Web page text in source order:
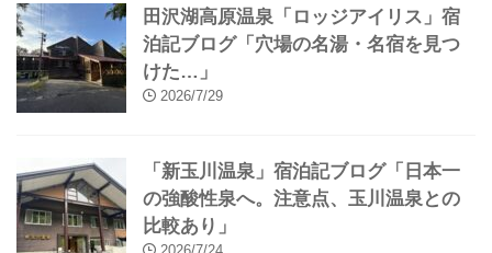
田沢湖高原温泉「ロッジアイリス」宿
泊記ブログ「穴場の名湯・名宿を見つ
けた…」
2026/7/29
「新玉川温泉」宿泊記ブログ「日本一
の強酸性泉へ。注意点、玉川温泉との
比較あり」